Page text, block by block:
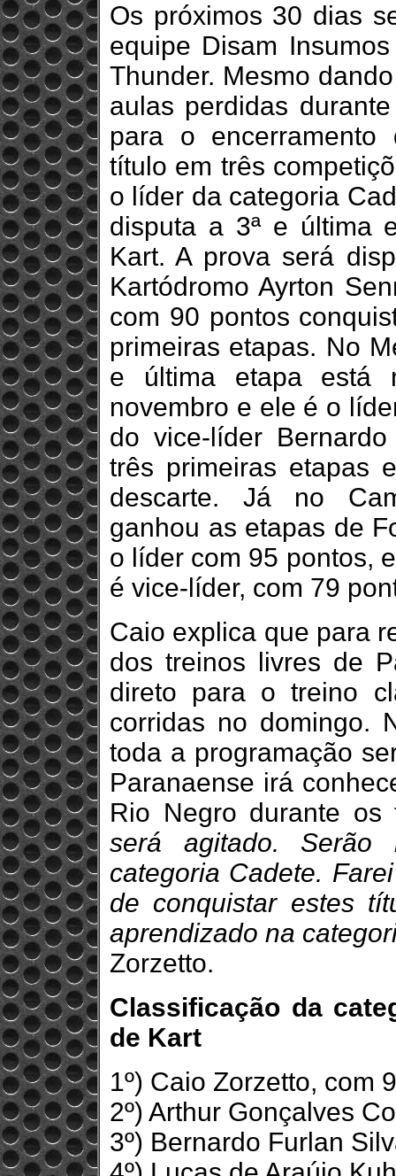
Os próximos 30 dias
equipe Disam
Thunder. Mesmo
aulas perdidas
para o encerramento
título em três
o líder da categoria
disputa a 3ª e última
Kart. A prova será
Kartódromo Ayrton
com 90 pontos
primeiras etapas. No
e última etapa está
novembro e ele é o
do vice-líder
três primeiras etapas
descarte. Já no
ganhou as etapas de
o líder com 95 pontos,
é vice-líder, com 79
Caio explica que para
dos treinos livres de
direto para o treino
corridas no domingo.
toda a programação
Paranaense irá
Rio Negro durante
será agitado. Serão
categoria Cadete.
de conquistar estes
aprendizado na
Zorzetto.
Classificação da
de Kart
1º) Caio Zorzetto, com
2º) Arthur Gonçalves
3º) Bernardo Furlan